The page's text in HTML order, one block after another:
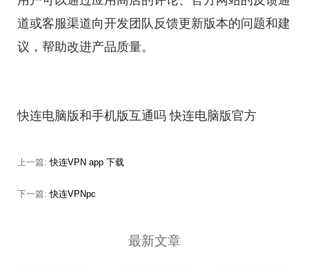
道或客服渠道向开发团队反馈更新版本的问题和建
议，帮助改进产品质量。
快连电脑版和手机版互通吗 快连电脑版官方
上一篇:快连VPN app 下载
下一篇:快连VPNpc
最新文章